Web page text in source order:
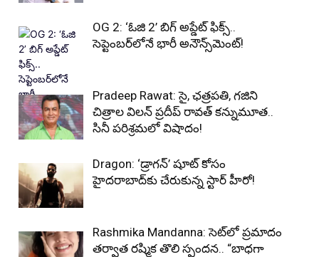
OG 2: ‘ఓజి 2’ బిగ్ అప్డేట్ ఫిక్స్..
సెప్టెంబర్‌లోనే భారీ అనౌన్స్‌మెంట్!
Pradeep Rawat: సై, ఛత్రపతి, గజిని
చిత్రాల విలన్ ప్రదీప్ రావత్ కన్నుమూత..
సినీ పరిశ్రమలో విషాదం!
Dragon: ‘డ్రాగన్’ షూట్ కోసం
హైదరాబాద్‌కు చేరుకున్న స్టార్ హీరో!
Rashmika Mandanna: సెట్‌లో ప్రమాదం
తర్వాత రష్మిక తొలి స్పందన.. “బాధగా